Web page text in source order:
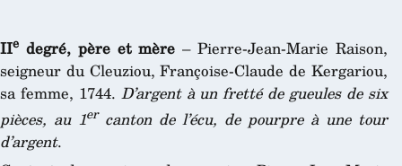
IIe degré, père et mère – Pierre-Jean-Marie Raison,
seigneur du Cleuziou, Françoise-Claude de Kergariou,
sa femme, 1744. D’argent à un fretté de gueules de six
pièces, au 1ercanton de l’écu, de pourpre à une tour
d’argent.